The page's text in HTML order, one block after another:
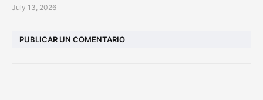
July 13, 2026
PUBLICAR UN COMENTARIO